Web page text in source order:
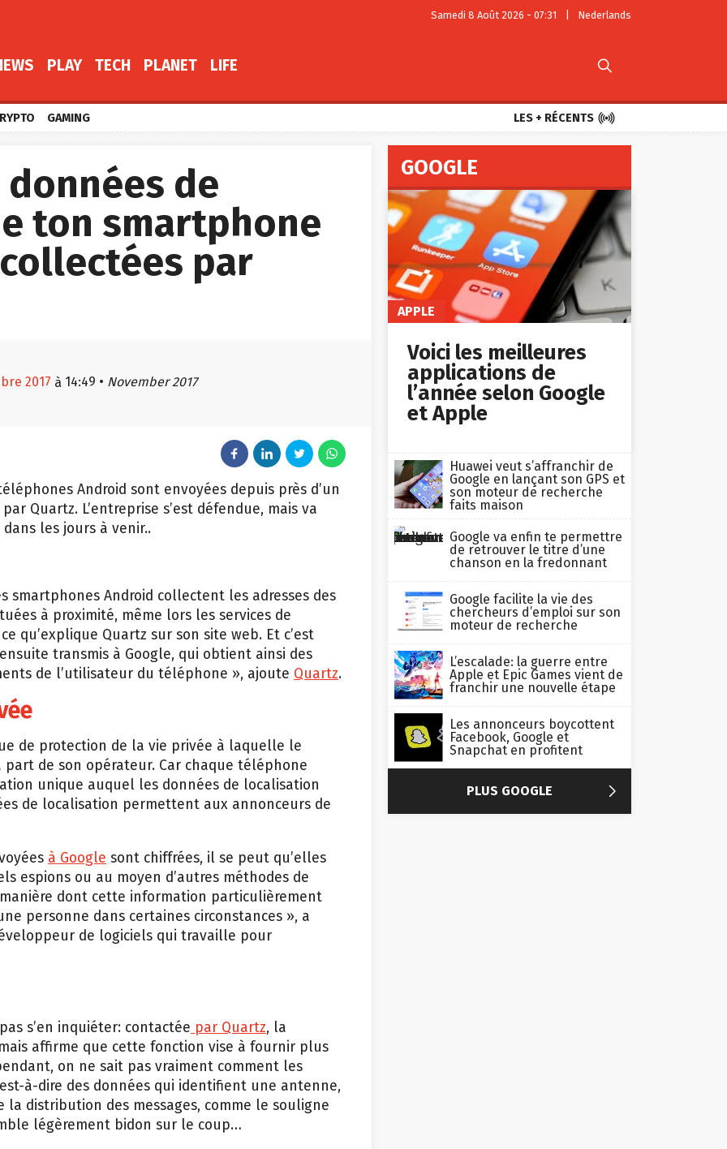
Samedi 8 Août 2026 - 07:31 Nederlands
PLAY TECH PLANET LIFE 
GAMING LES + RÉCENTS 
de
ton smartphone
par
2017 à 14:49 • November 2017
Android sont envoyées depuis près d’un
Quartz. L’entreprise s’est défendue, mais va
les jours à venir..
smartphones Android collectent les adresses des
à proximité, même lors les services de
qu’explique Quartz sur son site web. Et c’est
transmis à Google, qui obtient ainsi des
de l’utilisateur du téléphone », ajoute Quartz.
de protection de la vie privée à laquelle le
de son opérateur. Car chaque téléphone
unique auquel les données de localisation
de localisation permettent aux annonceurs de
à Google sont chiffrées, il se peut qu’elles
espions ou au moyen d’autres méthodes de
dont cette information particulièrement
personne dans certaines circonstances », a
de logiciels qui travaille pour
s’en inquiéter: contactée par Quartz, la
affirme que cette fonction vise à fournir plus
on ne sait pas vraiment comment les
à-dire des données qui identifient une antenne,
distribution des messages, comme le souligne
légèrement bidon sur le coup…
GOOGLE
APPLE
Voici les meilleures
applications de
l’année selon Google
et Apple
Huawei veut s’affranchir de
Google en lançant son GPS et
son moteur de recherche
faits maison
Google va enfin te permettre
de retrouver le titre d’une
chanson en la fredonnant
Google facilite la vie des
chercheurs d’emploi sur son
moteur de recherche
L’escalade: la guerre entre
Apple et Epic Games vient de
franchir une nouvelle étape
Les annonceurs boycottent
Facebook, Google et
Snapchat en profitent
PLUS GOOGLE 